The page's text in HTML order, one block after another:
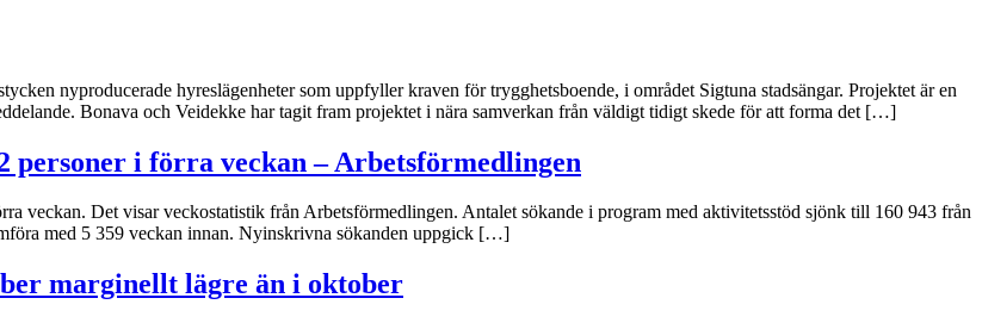
nyproducerade hyreslägenheter som uppfyller kraven för trygghetsboende, i området Sigtuna stadsängar. Projektet är en
Bonava och Veidekke har tagit fram projektet i nära samverkan från väldigt tidigt skede för att forma det […]
personer i förra veckan – Arbetsförmedlingen
veckan. Det visar veckostatistik från Arbetsförmedlingen. Antalet sökande i program med aktivitetsstöd sjönk till 160 943 från
med 5 359 veckan innan. Nyinskrivna sökanden uppgick […]
marginellt lägre än i oktober